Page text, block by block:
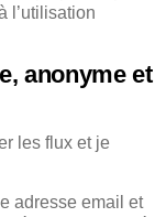
l’utilisation
anonyme et
les flux et je
adresse email et